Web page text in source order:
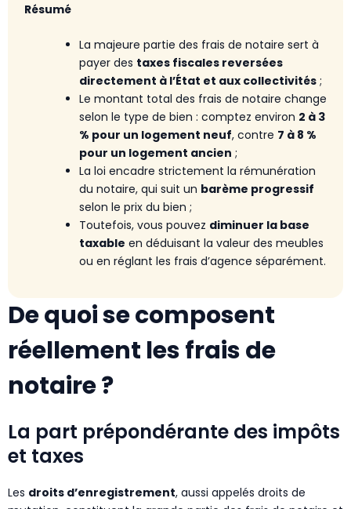
Résumé
La majeure partie des frais de notaire sert à
payer des taxes fiscales reversées
directement à l’État et aux collectivités ;
Le montant total des frais de notaire change
selon le type de bien : comptez environ 2 à 3
% pour un logement neuf, contre 7 à 8 %
pour un logement ancien ;
La loi encadre strictement la rémunération
du notaire, qui suit un barème progressif
selon le prix du bien ;
Toutefois, vous pouvez diminuer la base
taxable en déduisant la valeur des meubles
ou en réglant les frais d’agence séparément.
De quoi se composent
réellement les frais de
notaire ?
La part prépondérante des impôts
et taxes
Les droits d’enregistrement, aussi appelés droits de